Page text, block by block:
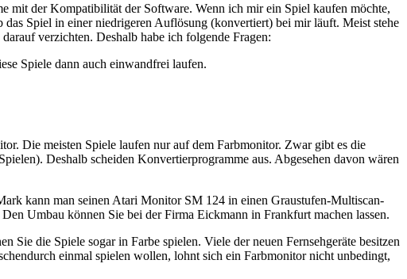
mit der Kompatibilität der Software. Wenn ich mir ein Spiel kaufen möchte,
Spiel in einer niedrigeren Auflösung (konvertiert) bei mir läuft. Meist stehe
verzichten. Deshalb habe ich folgende Fragen:
Spiele dann auch einwandfrei laufen.
Die meisten Spiele laufen nur auf dem Farbmonitor. Zwar gibt es die
Deshalb scheiden Konvertierprogramme aus. Abgesehen davon wären
kann man seinen Atari Monitor SM 124 in einen Graustufen-Multiscan-
Umbau können Sie bei der Firma Eickmann in Frankfurt machen lassen.
die Spiele sogar in Farbe spielen. Viele der neuen Fernsehgeräte besitzen
einmal spielen wollen, lohnt sich ein Farbmonitor nicht unbedingt,